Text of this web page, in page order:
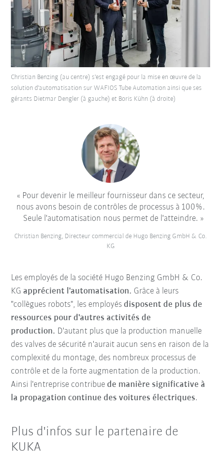
Christian Benzing (au centre) s'est engagé pour la mise en œuvre de la
solution d'automatisation sur WAFIOS Tube Automation ainsi que ses
gérants Dietmar Dengler (à gauche) et Boris Kühn (à droite)
Pour devenir le meilleur fournisseur dans ce secteur,
nous avons besoin de contrôles de processus à 100%.
Seule l'automatisation nous permet de l'atteindre.
Christian Benzing, Directeur commercial de Hugo Benzing GmbH & Co.
KG
Les employés de la société Hugo Benzing GmbH & Co.
KGapprécient l'automatisation. Grâce à leurs
"collègues robots", les employésdisposent de plus de
ressources pour d'autres activités de
production. D'autant plus que la production manuelle
des valves de sécurité n'aurait aucun sens en raison de la
complexité du montage, des nombreux processus de
contrôle et de la forte augmentation de la production.
Ainsi l'entreprise contribuede manière significative à
la propagation continue des voitures électriques.
Plus d'infos sur le partenaire de
KUKA